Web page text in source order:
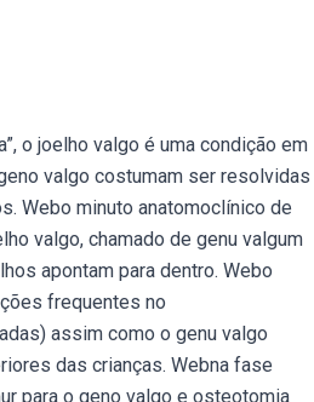
o joelho valgo é uma condição em
valgo costumam ser resolvidas
Webo minuto anatomoclínico de
valgo, chamado de genu valgum
apontam para dentro. Webo
frequentes no
assim como o genu valgo
das crianças. Webna fase
para o geno valgo e osteotomia